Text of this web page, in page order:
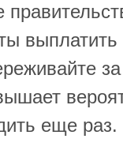
выплатить
еще